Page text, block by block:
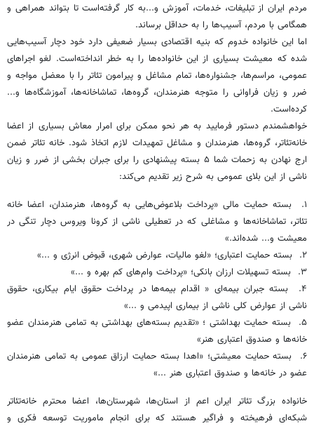
مردم ایران از تبلیغات، خدمات، آموزش و...به کار گرفته‌است تا بتواند همراهی و
همگامی با مردم، آسیب‌ها را به حداقل برساند.
اما این خانواده خدوم که بنیه اقتصادی بسیار ضعیفی دارد خود دچار آسیب‌هایی
شده که معیشت بسیاری از این خانواده‌ها را به خطر انداخته‌است. لغو اجراهای
عمومی، مراسم‌ها، جشنواره‌ها، تمام مشاغل و پیرامون تئاتر را با معضل مواجه و
ضرر و زیان فراوانی را متوجه هنرمندان، گروه‌ها، تماشاخانه‌ها، آموزشگاه‌ها و...
کرده‌است.
خواهشمندم دستور فرمایید به هر نحو ممکن برای امرار معاش بسیاری از اعضا
خانه‌تئاتر، گروه‌ها، هنرمندان و مشاغل تمهیدات لازم اتخاذ شود. خانه تئاتر ضمن
ارج نهادن به زحمات شما ۵ بسته پیشنهادی را برای جبران بخشی از ضرر و زیان
ناشی از این بلای عمومی به شرح زیر تقدیم می‌کند:
۱. بسته حمایت مالی «پرداخت بلاعوض‌هایی به گروه‌ها، هنرمندان، اعضا خانه
تئاتر، تماشاخانه‌ها و مشاغلی که در تعطیلی ناشی از کرونا ویروس دچار تنگی در
معیشت و... شده‌اند.»
۲. بسته حمایت اعتباری؛ «لغو مالیات، عوارض شهری، قبوض انرژی و ...»
۳. بسته تسهیلات ارزان بانکی؛ «پرداخت وام‌های کم بهره و ...»
۴. بسته جبران بیمه‌ای « اقدام بیمه‌ها در پرداخت حقوق ایام بیکاری، حقوق
ناشی از عوارض کلی ناشی از بیماری اپیدمی و ...»
۵. بسته حمایت بهداشتی ؛ «تقدیم بسته‌های بهداشتی به تمامی هنرمندان عضو
خانه‌ها و صندوق اعتباری هنر»
۶. بسته حمایت معیشتی؛ «اهدا بسته حمایت ارزاق عمومی به تمامی هنرمندان
عضو در خانه‌ها و صندوق اعتباری هنر ...»
خانواده بزرگ تئاتر ایران اعم از استان‌ها، شهرستان‌ها، اعضا محترم خانه‌تئاتر
شبکه‌ای فرهیخته و فراگیر هستند که برای انجام ماموریت توسعه فکری و